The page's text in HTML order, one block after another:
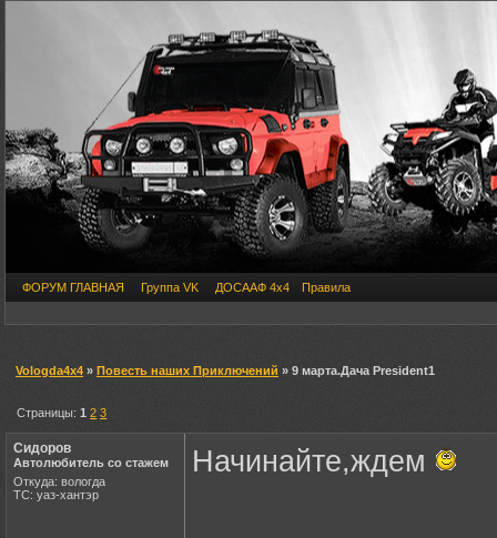
ФОРУМ ГЛАВНАЯ Группа VK ДОСААФ 4х4 Правила
Vologda4x4 » Повесть наших Приключений » 9 марта.Дача President1
Страницы:1 2 3
Сидоров
Автолюбитель со стажем
Откуда: вологда
ТС: уаз-хантэр
Начинайте,ждем